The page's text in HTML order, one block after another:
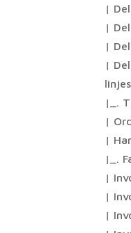
|
|
|
|
|_.
|
|
|_.
|
|
|